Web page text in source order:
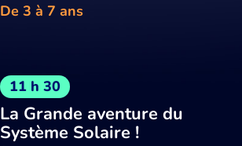
De 3 à 7 ans
11 h 30
La Grande aventure du
Système Solaire !